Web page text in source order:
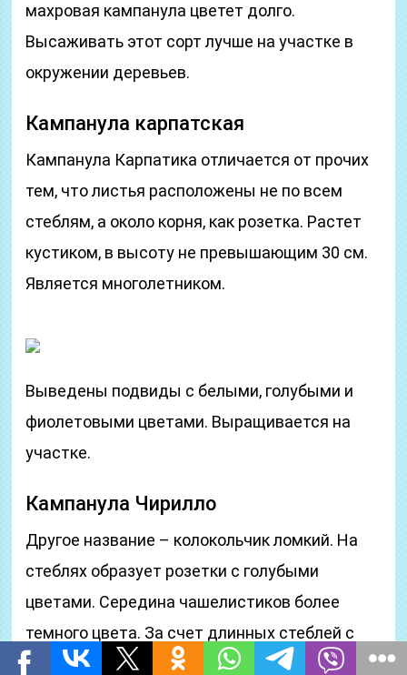
махровая кампанула цветет долго.
Высаживать этот сорт лучше на участке в
окружении деревьев.
Кампанула карпатская
Кампанула Карпатика отличается от прочих
тем, что листья расположены не по всем
стеблям, а около корня, как розетка. Растет
кустиком, в высоту не превышающим 30 см.
Является многолетником.
Выведены подвиды с белыми, голубыми и
фиолетовыми цветами. Выращивается на
участке.
Кампанула Чирилло
Другое название – колокольчик ломкий. На
стеблях образует розетки с голубыми
цветами. Середина чашелистиков более
темного цвета. За счет длинных стеблей с
дополнительными веточками образует